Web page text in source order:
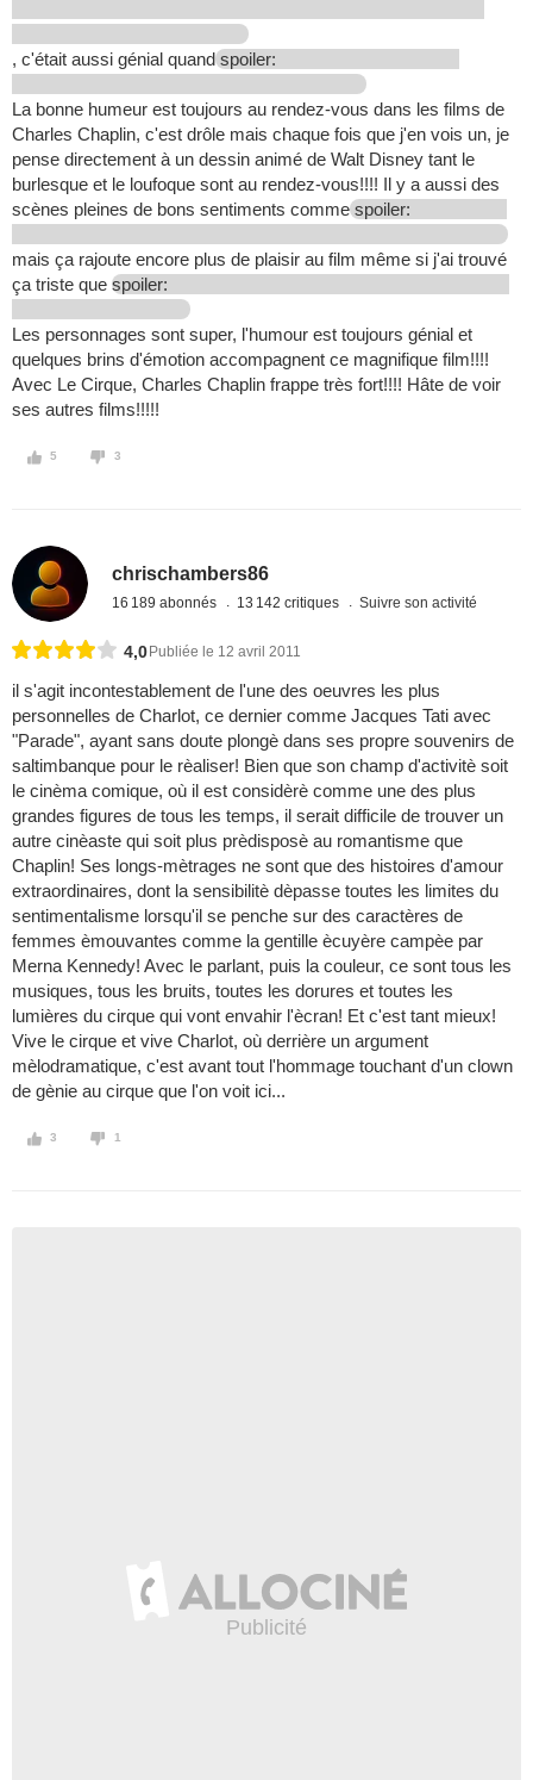
, c'était aussi génial quand spoiler:
La bonne humeur est toujours au rendez-vous dans les films de
Charles Chaplin, c'est drôle mais chaque fois que j'en vois un, je
pense directement à un dessin animé de Walt Disney tant le
burlesque et le loufoque sont au rendez-vous!!!! Il y a aussi des
scènes pleines de bons sentiments comme spoiler:
mais ça rajoute encore plus de plaisir au film même si j'ai trouvé
ça triste que spoiler:
Les personnages sont super, l'humour est toujours génial et
quelques brins d'émotion accompagnent ce magnifique film!!!!
Avec Le Cirque, Charles Chaplin frappe très fort!!!! Hâte de voir
ses autres films!!!!!
5 3
chrischambers86
16 189 abonnés 13 142 critiques Suivre son activité
4,0 Publiée le 12 avril 2011
il s'agit incontestablement de l'une des oeuvres les plus
personnelles de Charlot, ce dernier comme Jacques Tati avec
"Parade", ayant sans doute plongè dans ses propre souvenirs de
saltimbanque pour le rèaliser! Bien que son champ d'activitè soit
le cinèma comique, où il est considèrè comme une des plus
grandes figures de tous les temps, il serait difficile de trouver un
autre cinèaste qui soit plus prèdisposè au romantisme que
Chaplin! Ses longs-mètrages ne sont que des histoires d'amour
extraordinaires, dont la sensibilitè dèpasse toutes les limites du
sentimentalisme lorsqu'il se penche sur des caractères de
femmes èmouvantes comme la gentille ècuyère campèe par
Merna Kennedy! Avec le parlant, puis la couleur, ce sont tous les
musiques, tous les bruits, toutes les dorures et toutes les
lumières du cirque qui vont envahir l'ècran! Et c'est tant mieux!
Vive le cirque et vive Charlot, où derrière un argument
mèlodramatique, c'est avant tout l'hommage touchant d'un clown
de gènie au cirque que l'on voit ici...
3 1